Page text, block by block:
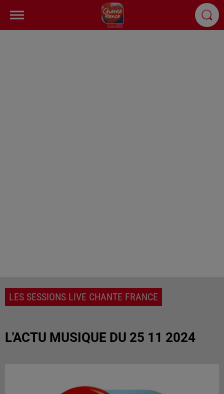
LES SESSIONS LIVE CHANTE FRANCE
L'ACTU MUSIQUE DU 25 11 2024